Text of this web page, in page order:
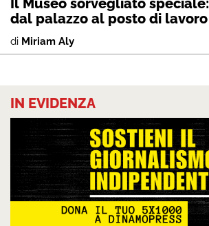
Il Museo sorvegliato
dal palazzo al posto di lavoro
di Miriam Aly
IN EVIDENZA